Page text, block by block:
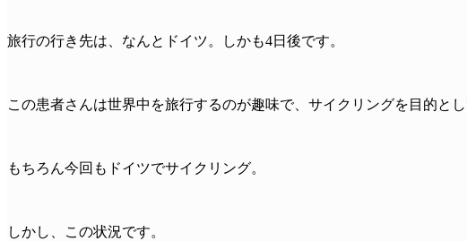
旅行の行き先は、なんとドイツ。しかも4日後です。
この患者さんは世界中を旅行するのが趣味で、サイクリングを目的とし
もちろん今回もドイツでサイクリング。
しかし、この状況です。